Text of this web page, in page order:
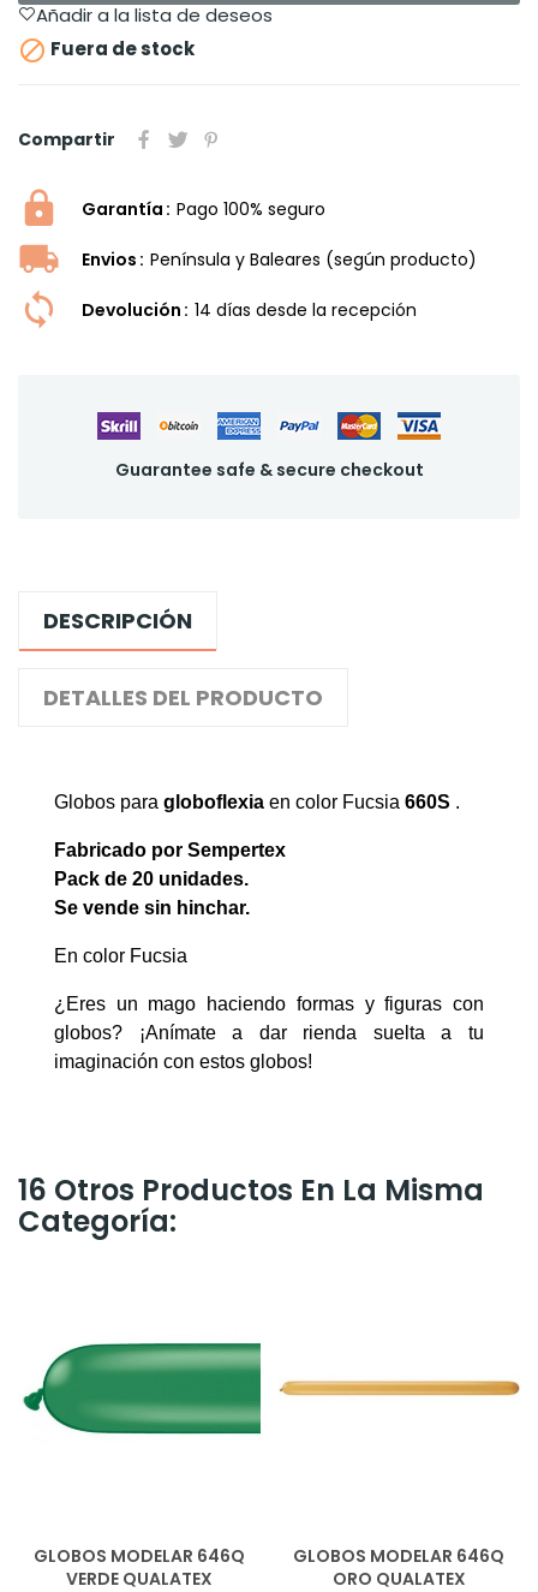
Añadir a la lista de deseos
 Fuera de stock
Compartir
Garantía Pago 100% seguro
Envios Península y Baleares (según producto)
Devolución 14 dí­as desde la recepción
Guarantee safe & secure checkout
DESCRIPCIÓN
DETALLES DEL PRODUCTO
Globos para globoflexia en color Fucsia 660S .
Fabricado por Sempertex
Pack de 20 unidades.
Se vende sin hinchar.
En color Fucsia
¿Eres un mago haciendo formas y figuras con
globos? ¡Anímate a dar rienda suelta a tu
imaginación con estos globos!
16 Otros Productos En La Misma
Categoría:
GLOBOS MODELAR 646Q
VERDE QUALATEX
GLOBOS MODELAR 646Q
ORO QUALATEX